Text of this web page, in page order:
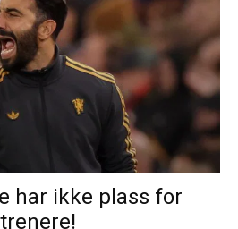
har ikke plass for